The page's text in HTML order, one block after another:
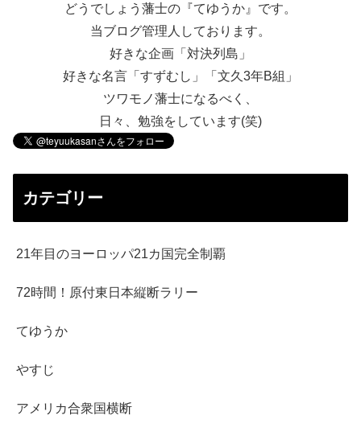
どうでしょう藩士の『てゆうか』です。
当ブログ管理人しております。
好きな企画「対決列島」
好きな名言「すずむし」「文久3年B組」
ツワモノ藩士になるべく、
日々、勉強をしています(笑)
カテゴリー
21年目のヨーロッパ21カ国完全制覇
72時間！原付東日本縦断ラリー
てゆうか
やすじ
アメリカ合衆国横断